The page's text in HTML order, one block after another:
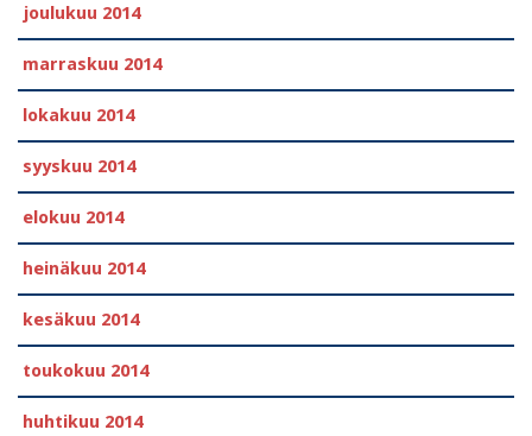
joulukuu 2014
marraskuu 2014
lokakuu 2014
syyskuu 2014
elokuu 2014
heinäkuu 2014
kesäkuu 2014
toukokuu 2014
huhtikuu 2014